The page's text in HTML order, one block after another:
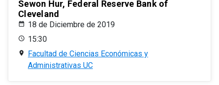
Sewon Hur, Federal Reserve Bank of
Cleveland
18 de Diciembre de 2019
15:30
Facultad de Ciencias Económicas y
Administrativas UC